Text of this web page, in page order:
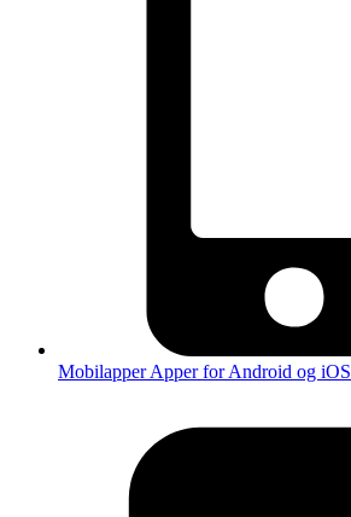
MobilapperApper for Android og iOS